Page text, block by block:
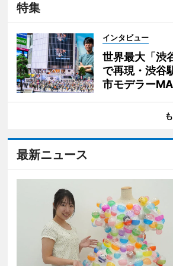
特集
インタビュー
世界最大「渋
で再現・渋
市モデラー
最新ニュース